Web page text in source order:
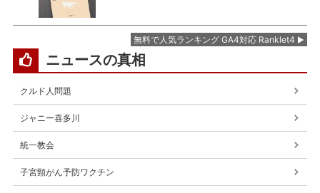
無料で人気ランキング GA4対応 Ranklet4
ニュースの真相
クルド人問題
ジャニー喜多川
統一教会
子宮頸がん予防ワクチン